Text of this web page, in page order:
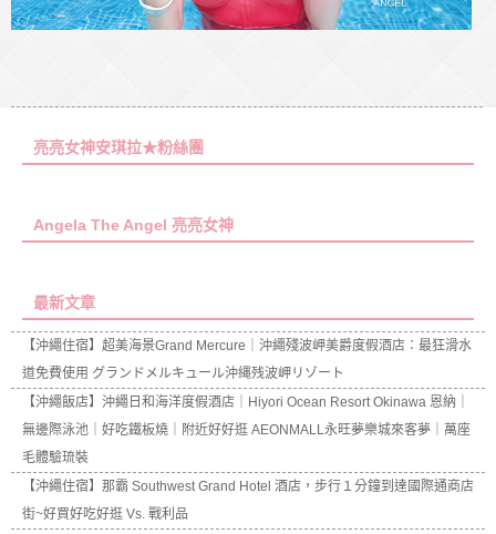
亮亮女神安琪拉★粉絲團
Angela The Angel 亮亮女神
最新文章
【沖繩住宿】超美海景Grand Mercure｜沖繩殘波岬美爵度假酒店：最狂滑水
道免費使用 グランドメルキュール沖縄残波岬リゾート
【沖繩飯店】沖繩日和海洋度假酒店｜Hiyori Ocean Resort Okinawa 恩納｜
無邊際泳池｜好吃鐵板燒｜附近好好逛 AEONMALL永旺夢樂城來客夢｜萬座
毛體驗琉裝
【沖繩住宿】那霸 Southwest Grand Hotel 酒店，步行１分鐘到達國際通商店
街~好買好吃好逛 Vs. 戰利品